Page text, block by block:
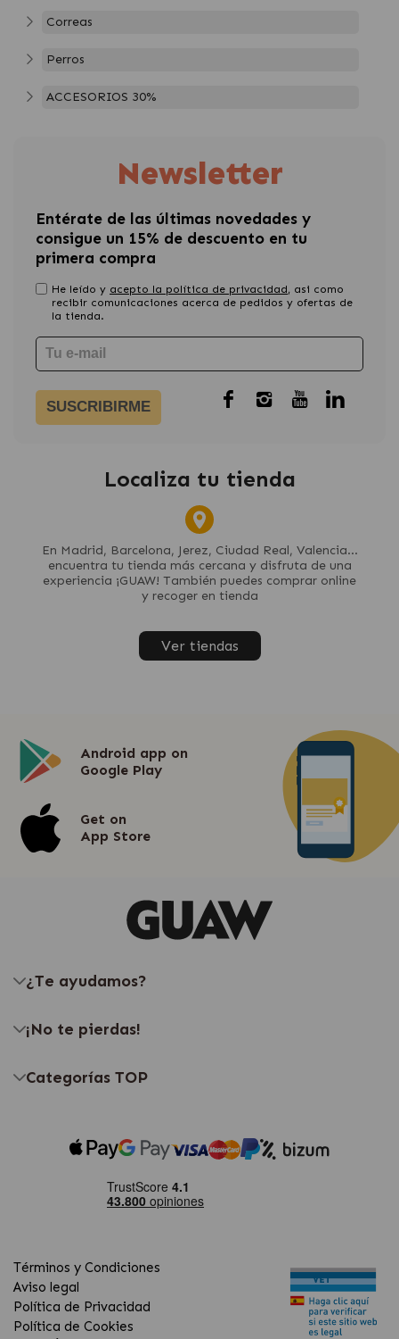
Correas
Perros
ACCESORIOS 30%
Newsletter
Entérate de las últimas novedades y
consigue un 15% de descuento en tu
primera compra
He leído y acepto la política de privacidad, asi como
recibir comunicaciones acerca de pedidos y ofertas de
la tienda.
SUSCRIBIRME
Localiza tu tienda
En Madrid, Barcelona, Jerez, Ciudad Real, Valencia...
encuentra tu tienda más cercana y disfruta de una
experiencia ¡GUAW! También puedes comprar online
y recoger en tienda
Ver tiendas
Android app on
Google Play
Get on
App Store
¿Te ayudamos?
¡No te pierdas!
Categorías TOP
Términos y Condiciones
Aviso legal
Política de Privacidad
Política de Cookies